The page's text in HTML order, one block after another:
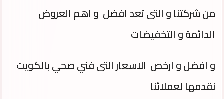
من شركتنا و التى تعد افضل و اهم العروض
الدائمة و التخفيضات
و افضل و ارخص الاسعار التى فني صحي بالكويت
نقدمها لعملائنا